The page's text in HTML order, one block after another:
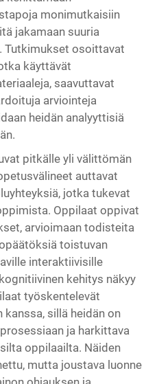
monimutkaisiin
jakamaan suuria
Tutkimukset osoittavat
käyttävät
saavuttavat
arviointeja
heidän analyyttisiä
pitkälle yli välittömän
auttavat
jotka tukevat
Oppilaat oppivat
arvioimaan todisteita
toistuvan
interaktiivisille
kehitys näkyy
työskentelevät
sillä heidän on
ja harkittava
oppilaailta. Näiden
mutta joustava luonne